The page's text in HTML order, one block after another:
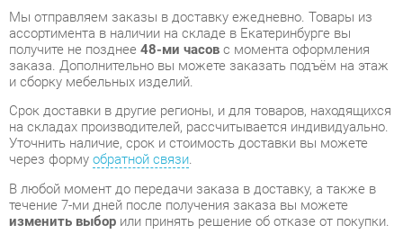
Срок доставки в другие регионы, и для товаров, находящихся
на складах производителей, рассчитывается индивидуально.
Уточнить наличие, срок и стоимость доставки вы можете
через формуобратной связи.
В любой момент до передачи заказа в доставку, а также в
течение 7-ми дней после получения заказа вы можете
изменить выборили принять решение об отказе от покупки.
Несмотря на качественную упаковку, готовые комплекты
могут быть повреждены при транспортировке. Если Вы
заметили дефект при приёме - мы заменим поврежденную
деталь.Повторная доставкатовара -бесплатна.